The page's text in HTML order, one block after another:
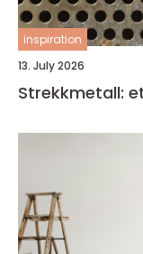
inspiration
13. July 2026
Strekkmetall: